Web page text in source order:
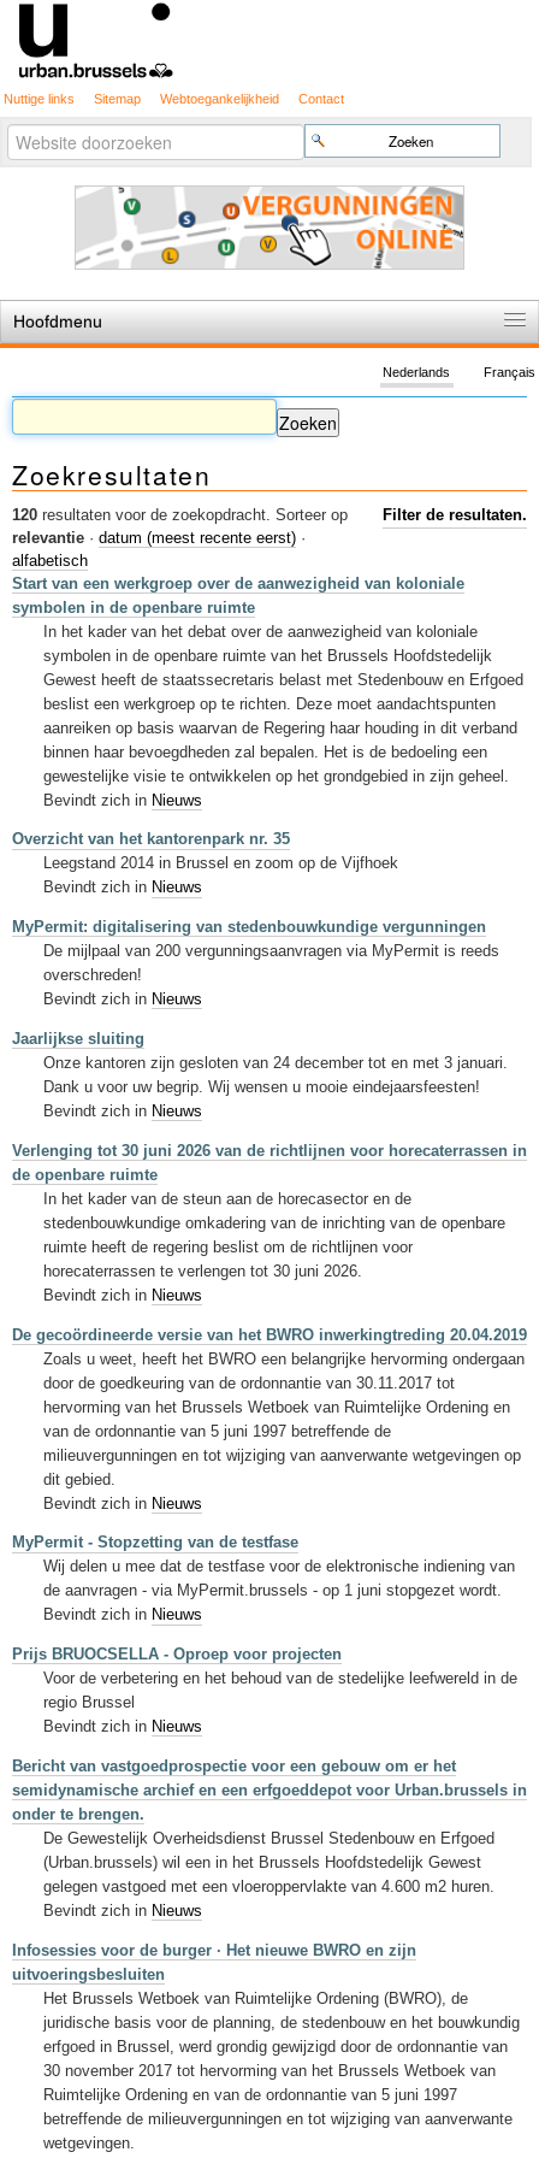
Nuttige links Sitemap Webtoegankelijkheid Contact
Zoek
Geavanceerd
zoeken...
Hoofdmenu
De spelregels
Stedenbouwkundige vergunning
Cartografie
Studies en publicaties
Sleutelwoorden
Stedenbouwkundige inlichtingen
Français
Nederlands
Zoekresultaten
120 resultaten voor de zoekopdracht. Filter de resultaten.
Sorteer op
relevantie · datum (meest recente eerst) ·
alfabetisch
Start van een werkgroep over de aanwezigheid van koloniale
symbolen in de openbare ruimte
In het kader van het debat over de aanwezigheid van koloniale
symbolen in de openbare ruimte van het Brussels Hoofdstedelijk
Gewest heeft de staatssecretaris belast met Stedenbouw en Erfgoed
beslist een werkgroep op te richten. Deze moet aandachtspunten
aanreiken op basis waarvan de Regering haar houding in dit verband
binnen haar bevoegdheden zal bepalen. Het is de bedoeling een
gewestelijke visie te ontwikkelen op het grondgebied in zijn geheel.
Bevindt zich in Nieuws
Overzicht van het kantorenpark nr. 35
Leegstand 2014 in Brussel en zoom op de Vijfhoek
Bevindt zich in Nieuws
MyPermit: digitalisering van stedenbouwkundige vergunningen
De mijlpaal van 200 vergunningsaanvragen via MyPermit is reeds
overschreden!
Bevindt zich in Nieuws
Jaarlijkse sluiting
Onze kantoren zijn gesloten van 24 december tot en met 3 januari.
Dank u voor uw begrip. Wij wensen u mooie eindejaarsfeesten!
Bevindt zich in Nieuws
Verlenging tot 30 juni 2026 van de richtlijnen voor horecaterrassen in
de openbare ruimte
In het kader van de steun aan de horecasector en de
stedenbouwkundige omkadering van de inrichting van de openbare
ruimte heeft de regering beslist om de richtlijnen voor
horecaterrassen te verlengen tot 30 juni 2026.
Bevindt zich in Nieuws
De gecoördineerde versie van het BWRO inwerkingtreding 20.04.2019
Zoals u weet, heeft het BWRO een belangrijke hervorming ondergaan
door de goedkeuring van de ordonnantie van 30.11.2017 tot
hervorming van het Brussels Wetboek van Ruimtelijke Ordening en
van de ordonnantie van 5 juni 1997 betreffende de
milieuvergunningen en tot wijziging van aanverwante wetgevingen op
dit gebied.
Bevindt zich in Nieuws
MyPermit - Stopzetting van de testfase
Wij delen u mee dat de testfase voor de elektronische indiening van
de aanvragen - via MyPermit.brussels - op 1 juni stopgezet wordt.
Bevindt zich in Nieuws
Prijs BRUOCSELLA - Oproep voor projecten
Voor de verbetering en het behoud van de stedelijke leefwereld in de
regio Brussel
Bevindt zich in Nieuws
Bericht van vastgoedprospectie voor een gebouw om er het
semidynamische archief en een erfgoeddepot voor Urban.brussels in
onder te brengen.
De Gewestelijk Overheidsdienst Brussel Stedenbouw en Erfgoed
(Urban.brussels) wil een in het Brussels Hoofdstedelijk Gewest
gelegen vastgoed met een vloeroppervlakte van 4.600 m2 huren.
Bevindt zich in Nieuws
Infosessies voor de burger · Het nieuwe BWRO en zijn
uitvoeringsbesluiten
Het Brussels Wetboek van Ruimtelijke Ordening (BWRO), de
juridische basis voor de planning, de stedenbouw en het bouwkundig
erfgoed in Brussel, werd grondig gewijzigd door de ordonnantie van
30 november 2017 tot hervorming van het Brussels Wetboek van
Ruimtelijke Ordening en van de ordonnantie van 5 juni 1997
betreffende de milieuvergunningen en tot wijziging van aanverwante
wetgevingen.